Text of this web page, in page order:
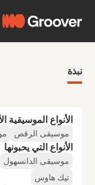
نبذة
الأنواع الموسيقية
موسيقى الرقص
الأنواع التي يحبونها
موسيقى الدانسهول
تيك هاوس